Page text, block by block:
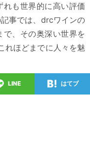
れも世界的に高い評価
事では、drcワインの
、その奥深い世界を
れほどまでに人々を魅
LINE はてブ